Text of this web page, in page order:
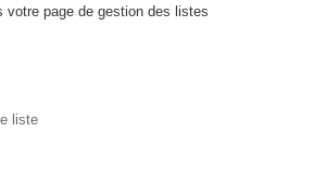
votre page de gestion des listes
liste